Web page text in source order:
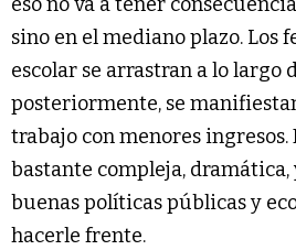
eso no va a tener
sino en el mediano plazo. Los
escolar se arrastran a lo largo
posteriormente, se
trabajo con menores ingresos.
bastante compleja,
buenas políticas públicas y
hacerle frente.